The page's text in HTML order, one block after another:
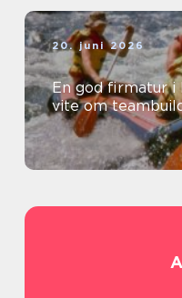
20. juni 2026
En god firmatur i
vite om